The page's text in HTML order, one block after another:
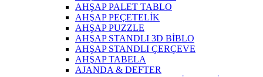
AHŞAP PALET TABLO
AHŞAP PEÇETELİK
AHŞAP PUZZLE
AHŞAP STANDLI 3D BİBLO
AHŞAP STANDLI ÇERÇEVE
AHŞAP TABELA
AJANDA & DEFTER